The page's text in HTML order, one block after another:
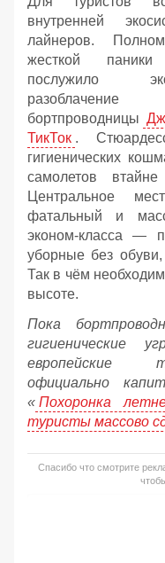
внутренней
лайнеров.
жесткой паники
послужило
бортпроводницы
ТикТок .
гигиенических
самолетов
Центральное
фатальный и
эконом-класса —
уборные без
Так в чём
высоте.
Пока
гигиенические
европейские
официально
« Похоронка
туристы массово
Спасибо что смотрите